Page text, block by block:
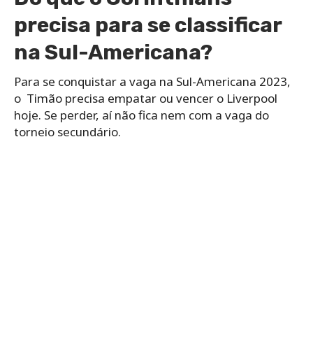
precisa para se classificar
na Sul-Americana?
Para se conquistar a vaga na Sul-Americana 2023,
o Timão precisa empatar ou vencer o Liverpool
hoje. Se perder, aí não fica nem com a vaga do
torneio secundário.